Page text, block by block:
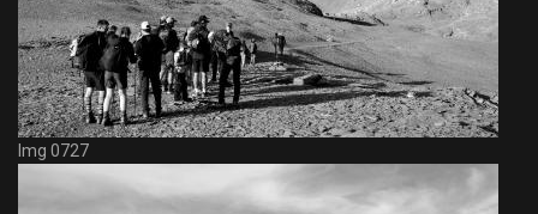
Img 0727